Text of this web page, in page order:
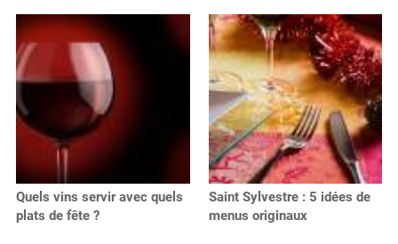
Quels vins servir avec quels
plats de fête ?
Saint Sylvestre : 5 idées de
menus originaux